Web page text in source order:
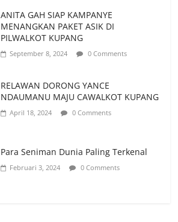
ANITA GAH SIAP KAMPANYE
MENANGKAN PAKET ASIK DI
PILWALKOT KUPANG
September 8, 2024 0 Comments
RELAWAN DORONG YANCE
NDAUMANU MAJU CAWALKOT KUPANG
April 18, 2024 0 Comments
Para Seniman Dunia Paling Terkenal
Februari 3, 2024 0 Comments